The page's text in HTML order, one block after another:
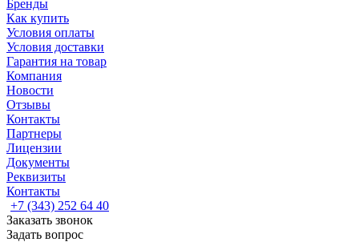
Бренды
Как купить
Условия оплаты
Условия доставки
Гарантия на товар
Компания
Новости
Отзывы
Контакты
Партнеры
Лицензии
Документы
Реквизиты
Контакты
+7 (343) 252 64 40
Заказать звонок
Задать вопрос